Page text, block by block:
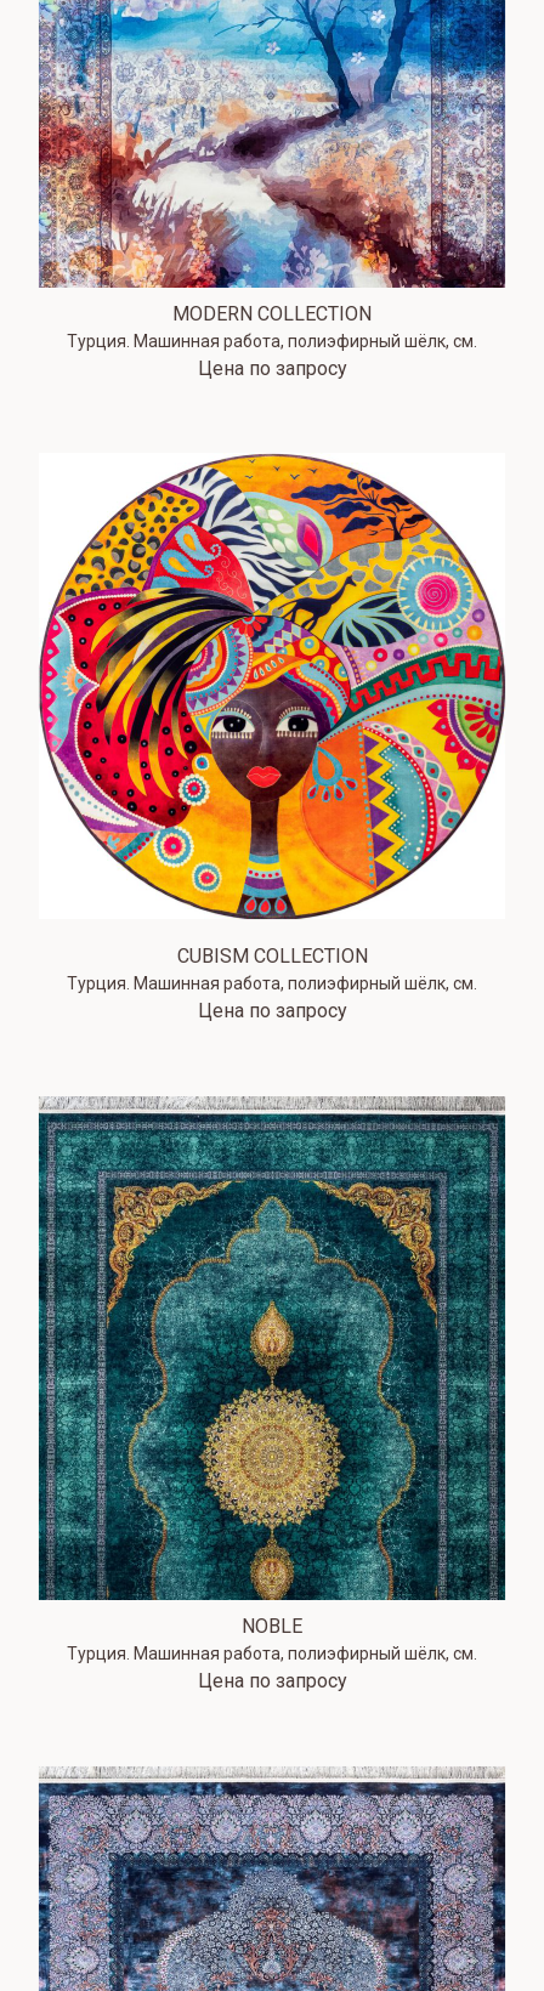
MODERN COLLECTION
Турция. Машинная работа, полиэфирный шёлк, см.
Цена по запросу
CUBISM COLLECTION
Турция. Машинная работа, полиэфирный шёлк, см.
Цена по запросу
NOBLE
Турция. Машинная работа, полиэфирный шёлк, см.
Цена по запросу